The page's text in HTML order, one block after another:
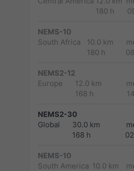
180 h
NEMS-10
South Africa
10.0 km
180 h
NEMS2-12
Europe
12.0 km
168 h
NEMS2-30
Global
30.0 km
168 h
NEMS-10
South America 10.0 km